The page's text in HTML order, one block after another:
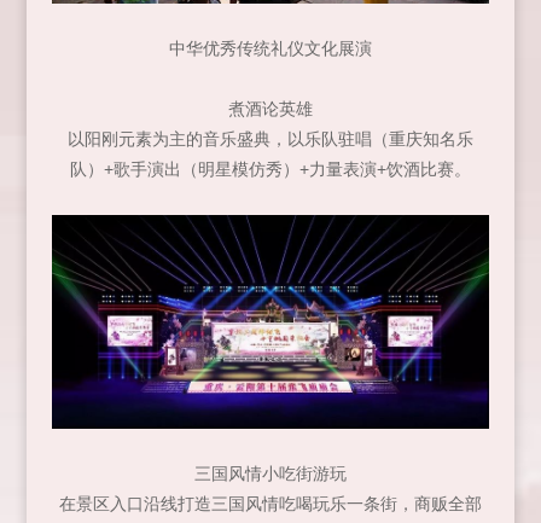
中华优秀传统礼仪文化展演
煮酒论英雄
以阳刚元素为主的音乐盛典，以乐队驻唱（重庆知名乐
队）+歌手演出（明星模仿秀）+力量表演+饮酒比赛。
三国风情小吃街游玩
在景区入口沿线打造三国风情吃喝玩乐一条街，商贩全部